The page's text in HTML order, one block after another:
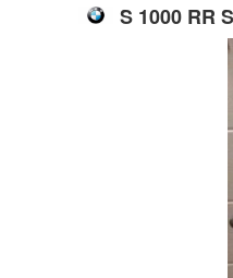
S 1000 RR